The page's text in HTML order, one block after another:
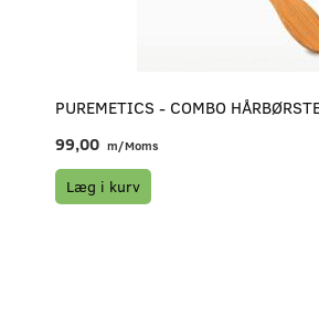
PUREMETICS - COMBO
99,00 m/Moms
Læg i kurv